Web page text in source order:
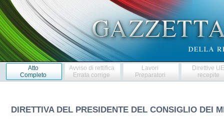
Atto
Completo
Avviso di rettifica
Errata corrige
Lavori
Preparatori
Direttive
recepite
DIRETTIVA DEL PRESIDENTE DEL CONSIGLIO DEI